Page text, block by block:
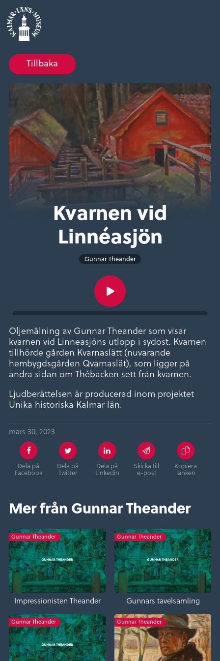
Tillbaka
Kvarnen vid
Linnéasjön
Gunnar Theander
Oljemålning av Gunnar Theander som visar
kvarnen vid Linneasjöns utlopp i sydost. Kvarnen
tillhörde gården Kvarnaslätt (nuvarande
hembygdsgården Qvarnaslät), som ligger på
andra sidan om Thébacken sett från kvarnen.
Ljudberättelsen är producerad inom projektet
Unika historiska Kalmar län.
mars 30, 2023
Dela på
Facebook
Dela på
Twitter
Dela på
Linkedin
Skicka till
e-post
Kopiera
länken
Mer från Gunnar Theander
Gunnar Theander
Impressionisten Theander
Gunnar Theander
Gunnars tavelsamling
Gunnar Theander Gunnar Theander